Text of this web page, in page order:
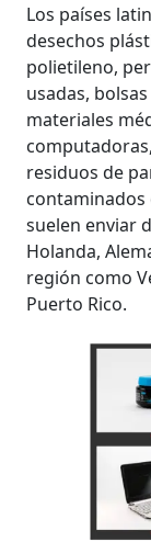
Los países
desechos
polietileno,
usadas,
materiales
residuos de
suelen enviar
Holanda,
región como
Puerto Rico.